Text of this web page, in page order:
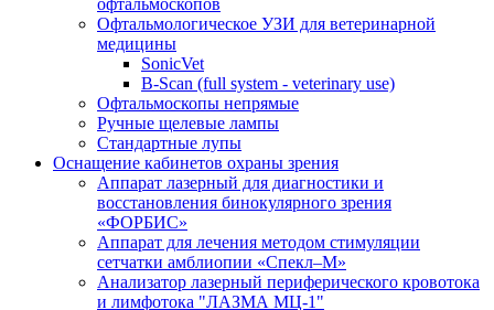
офтальмоскопов
Офтальмологическое УЗИ для ветеринарной
медицины
SonicVet
B-Scan (full system - veterinary use)
Офтальмоскопы непрямые
Ручные щелевые лампы
Стандартные лупы
Оснащение кабинетов охраны зрения
Аппарат лазерный для диагностики и
восстановления бинокулярного зрения
«ФОРБИС»
Аппарат для лечения методом стимуляции
сетчатки амблиопии «Спекл–М»
Анализатор лазерный периферического кровотока
и лимфотока "ЛАЗМА МЦ-1"